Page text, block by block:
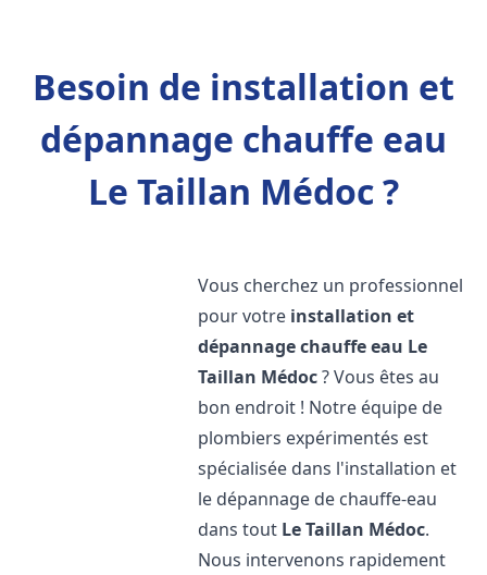
Besoin de installation et
dépannage chauffe eau
Le Taillan Médoc ?
Vous cherchez un professionnel
pour votre installation et
dépannage chauffe eau Le
Taillan Médoc? Vous êtes au
bon endroit ! Notre équipe de
plombiers expérimentés est
spécialisée dans l'installation et
le dépannage de chauffe-eau
dans tout Le Taillan Médoc.
Nous intervenons rapidement